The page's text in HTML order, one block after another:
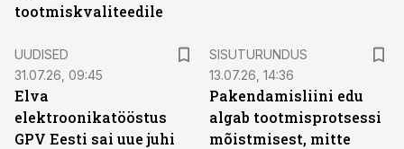
tootmiskvaliteedile
UUDISED
31.07.26, 09:45
Elva
elektroonikatööstus
GPV Eesti sai uue juhi
SISUTURUNDUS
13.07.26, 14:36
Pakendamisliini edu
algab tootmisprotsessi
mõistmisest, mitte